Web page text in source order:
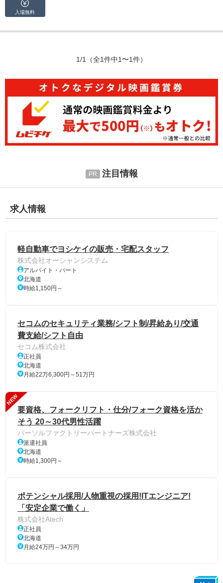
入場無料
1/1 （全1件中1〜1件）
注目情報
求人情報
軽自動車でヨシケイの販売・宅配スタッフ
株式会社オーシャンシステム
アルバイト・パート
北海道
時給1,150円～
セコムのセキュリティ業務/シフト制/昇給あり/交通
費支給/シフト自由
セコム株式会社
正社員
北海道
月給22万6,300円～51万円
NEW
要資格、フォークリフト・仕分/フォーク資格を活か
そう 20～30代男性活躍
パーソルファクトリーパートナーズ株式会社
派遣社員
北海道
時給1,300円～
ポテンシャル採用/人物重視の採用!ITエンジニア!
「安定企業で働く」
株式会社Atech
正社員
北海道
月給24万円～34万円